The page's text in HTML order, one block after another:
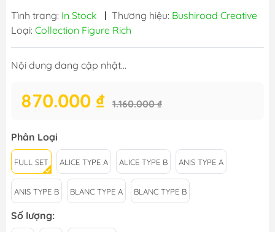
Tình trạng: In Stock | Thương hiệu: Bushiroad Creative
Loại: Collection Figure Rich
Nội dung đang cập nhật...
870.000 ₫ 1.160.000 ₫
Phân Loại
FULL SET ALICE TYPE A ALICE TYPE B ANIS TYPE A
ANIS TYPE B BLANC TYPE A BLANC TYPE B
Số lượng: